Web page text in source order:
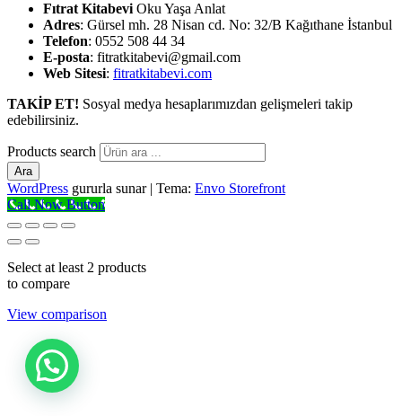
Fıtrat Kitabevi Oku Yaşa Anlat
Adres: Gürsel mh. 28 Nisan cd. No: 32/B Kağıthane İstanbul
Telefon: 0552 508 44 34
E-posta: fitratkitabevi@gmail.com
Web Sitesi: fitratkitabevi.com
TAKİP ET! Sosyal medya hesaplarımızdan gelişmeleri takip
edebilirsiniz.
Products search
Ara
WordPress gururla sunar | Tema: Envo Storefront
Call Now Button
Select at least 2 products
to compare
View comparison